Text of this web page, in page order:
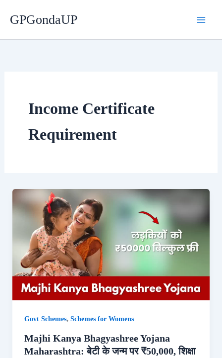
GPGondaUP
Income Certificate
Requirement
Govt Schemes, Schemes for Womens
Majhi Kanya Bhagyashree Yojana
Maharashtra: बेटी के जन्म पर ₹50,000, शिक्षा